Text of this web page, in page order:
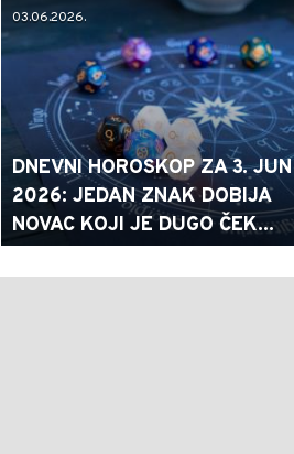
03.06.2026.
DNEVNI HOROSKOP ZA 3. JUN
2026: JEDAN ZNAK DOBIJA
NOVAC KOJI JE DUGO ČEK...